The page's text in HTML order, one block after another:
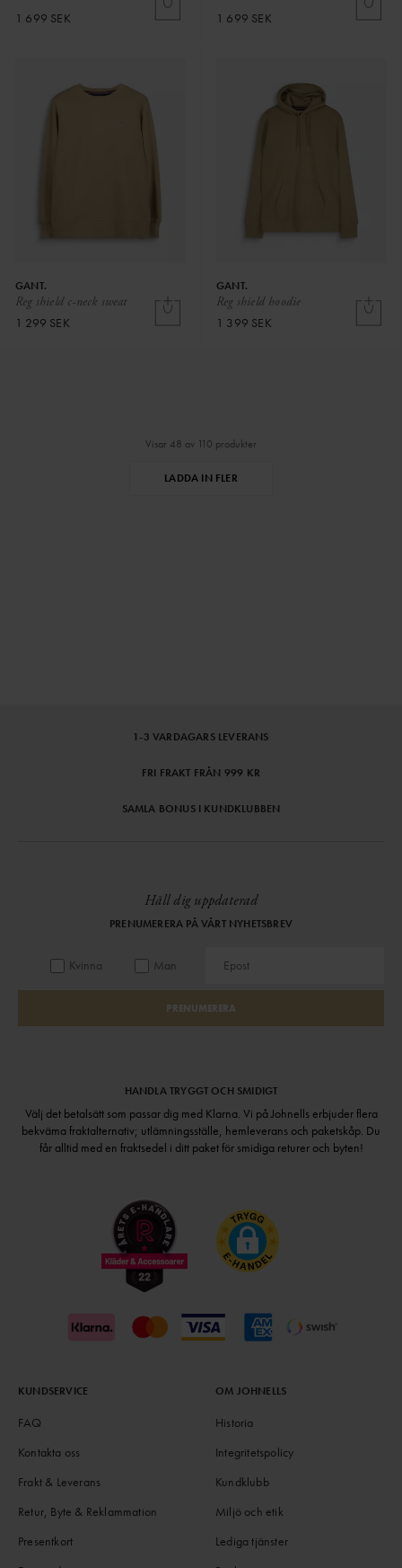
1 699 SEK
1 699 SEK
Reg shield c-neck sweat
GANT.
1 299 SEK
Reg shield hoodie
GANT.
1 399 SEK
Visar 48 av 110 produkter
LADDA IN FLER
1-3 VARDAGARS LEVERANS
FRI FRAKT FRÅN 999 KR
SAMLA BONUS I KUNDKLUBBEN
Håll dig uppdaterad
PRENUMERERA PÅ VÅRT NYHETSBREV
Kvinna Man
PRENUMERERA
HANDLA TRYGGT OCH SMIDIGT
Välj det betalsätt som passar dig med Klarna. Vi på Johnells erbjuder flera
bekväma fraktalternativ; utlämningsställe, hemleverans och paketskåp. Du
får alltid med en fraktsedel i ditt paket för smidiga returer och byten!
KUNDSERVICE
FAQ
Kontakta oss
Frakt & Leverans
Retur, Byte & Reklammation
Presentkort
OM JOHNELLS
Historia
Integritetspolicy
Kundklubb
Miljö och etik
Lediga tjänster